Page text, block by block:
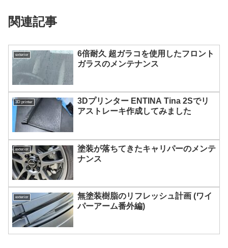
関連記事
exterior
6倍耐久 超ガラコを使用したフロント
ガラスのメンテナンス
3D printer
3Dプリンター ENTINA Tina 2Sでリ
アストレーキ作成してみました
exterior
塗装が落ちてきたキャリパーのメンテ
ナンス
exterior
無塗装樹脂のリフレッシュ計画 (ワイ
パーアーム番外編)